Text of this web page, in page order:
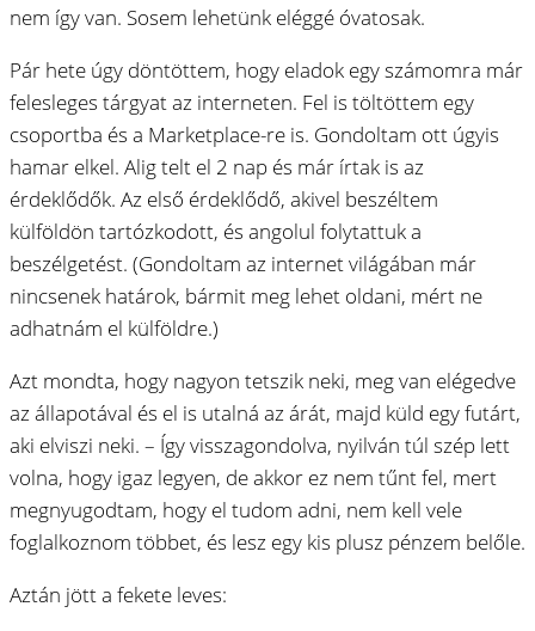
nem így van. Sosem lehetünk eléggé óvatosak.
Pár hete úgy döntöttem, hogy eladok egy számomra már
felesleges tárgyat az interneten. Fel is töltöttem egy
csoportba és a Marketplace-re is. Gondoltam ott úgyis
hamar elkel. Alig telt el 2 nap és már írtak is az
érdeklődők. Az első érdeklődő, akivel beszéltem
külföldön tartózkodott, és angolul folytattuk a
beszélgetést. (Gondoltam az internet világában már
nincsenek határok, bármit meg lehet oldani, mért ne
adhatnám el külföldre.)
Azt mondta, hogy nagyon tetszik neki, meg van elégedve
az állapotával és el is utalná az árát, majd küld egy futárt,
aki elviszi neki. – Így visszagondolva, nyilván túl szép lett
volna, hogy igaz legyen, de akkor ez nem tűnt fel, mert
megnyugodtam, hogy el tudom adni, nem kell vele
foglalkoznom többet, és lesz egy kis plusz pénzem belőle.
Aztán jött a fekete leves: